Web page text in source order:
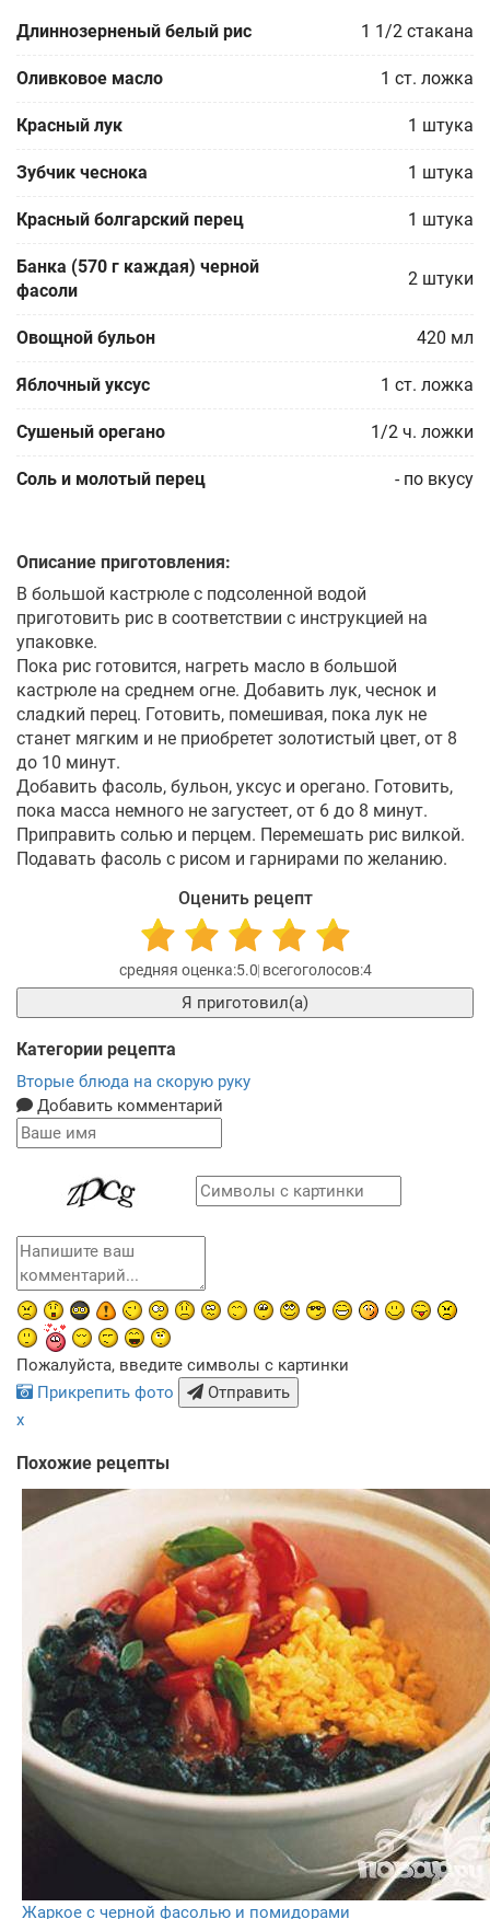
Длиннозерненый белый рис 1 1/2 стакана
Оливковое масло 1 ст. ложка
Красный лук 1 штука
Зубчик чеснока 1 штука
Красный болгарский перец 1 штука
Банка (570 г каждая) черной
фасоли
2 штуки
Овощной бульон 420 мл
Яблочный уксус 1 ст. ложка
Сушеный орегано 1/2 ч. ложки
Соль и молотый перец - по вкусу
Описание приготовления:
В большой кастрюле с подсоленной водой
приготовить рис в соответствии с инструкцией на
упаковке.
Пока рис готовится, нагреть масло в большой
кастрюле на среднем огне. Добавить лук, чеснок и
сладкий перец. Готовить, помешивая, пока лук не
станет мягким и не приобретет золотистый цвет, от 8
до 10 минут.
Добавить фасоль, бульон, уксус и орегано. Готовить,
пока масса немного не загустеет, от 6 до 8 минут.
Приправить солью и перцем. Перемешать рис вилкой.
Подавать фасоль с рисом и гарнирами по желанию.
Оценить рецепт
5.0 4
Я приготовил(а)
Категории рецепта
Вторые блюда на скорую руку
Добавить комментарий
Пожалуйста, введите символы с картинки
Прикрепить фото
Отправить
x
Похожие рецепты
Жаркое с черной фасолью и помидорами